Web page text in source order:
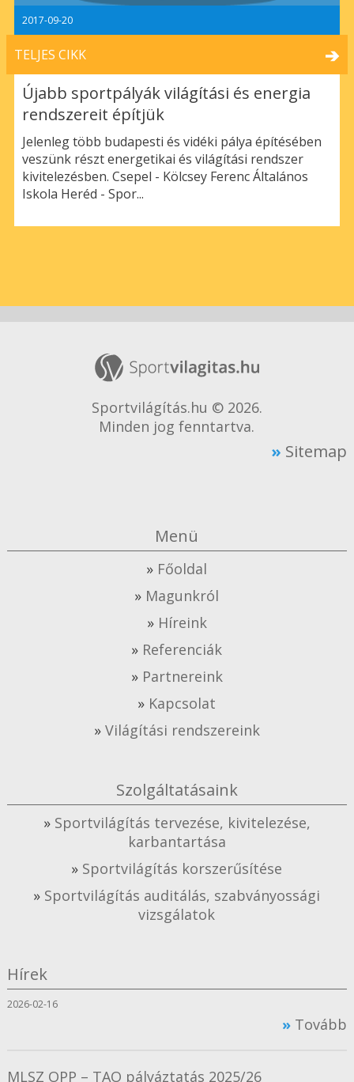
2017-09-20
TELJES CIKK
Újabb sportpályák világítási és energia
rendszereit építjük
Jelenleg több budapesti és vidéki pálya építésében
veszünk részt energetikai és világítási rendszer
kivitelezésben. Csepel - Kölcsey Ferenc Általános
Iskola Heréd - Spor...
Sportvilágítás.hu © 2026.
Minden jog fenntartva.
Sitemap
Menü
Főoldal
Magunkról
Híreink
Referenciák
Partnereink
Kapcsolat
Világítási rendszereink
Szolgáltatásaink
Sportvilágítás tervezése, kivitelezése,
karbantartása
Sportvilágítás korszerűsítése
Sportvilágítás auditálás, szabványossági
vizsgálatok
Hírek
2026-02-16
Tovább
MLSZ OPP – TAO pályáztatás 2025/26